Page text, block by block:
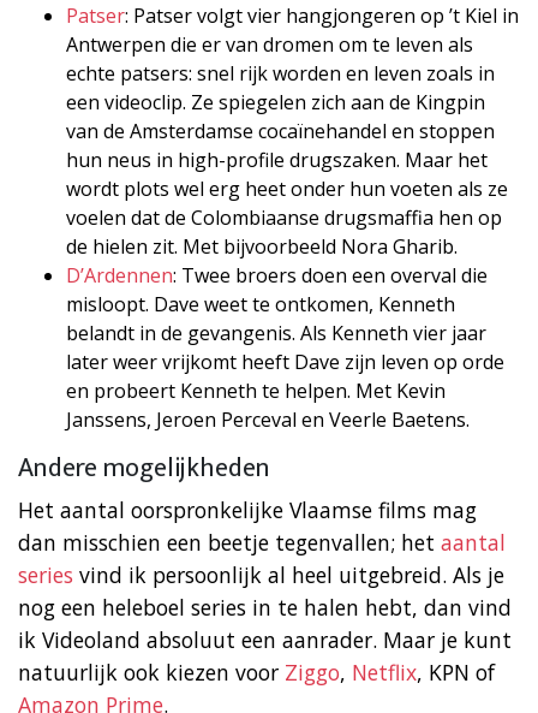
Patser: Patser volgt vier hangjongeren op ’t Kiel in
Antwerpen die er van dromen om te leven als
echte patsers: snel rijk worden en leven zoals in
een videoclip. Ze spiegelen zich aan de Kingpin
van de Amsterdamse cocaïnehandel en stoppen
hun neus in high-profile drugszaken. Maar het
wordt plots wel erg heet onder hun voeten als ze
voelen dat de Colombiaanse drugsmaffia hen op
de hielen zit. Met bijvoorbeeld Nora Gharib.
D’Ardennen: Twee broers doen een overval die
misloopt. Dave weet te ontkomen, Kenneth
belandt in de gevangenis. Als Kenneth vier jaar
later weer vrijkomt heeft Dave zijn leven op orde
en probeert Kenneth te helpen. Met Kevin
Janssens, Jeroen Perceval en Veerle Baetens.
Andere mogelijkheden
Het aantal oorspronkelijke Vlaamse films mag
dan misschien een beetje tegenvallen; het aantal
series vind ik persoonlijk al heel uitgebreid. Als je
nog een heleboel series in te halen hebt, dan vind
ik Videoland absoluut een aanrader. Maar je kunt
natuurlijk ook kiezen voor Ziggo, Netflix, KPN of
Amazon Prime.